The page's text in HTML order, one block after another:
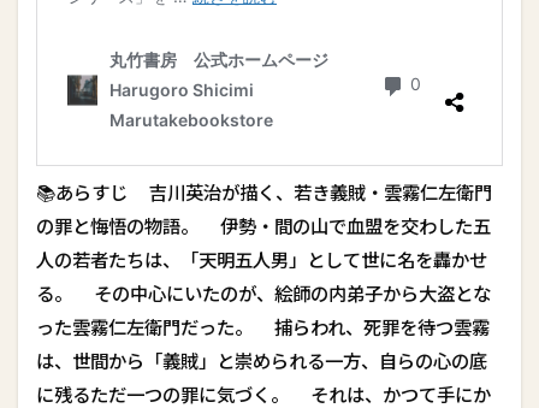
📚あらすじ 吉川英治が描く、若き義賊・雲霧仁左衛門
の罪と悔悟の物語。 伊勢・間の山で血盟を交わした五
人の若者たちは、「天明五人男」として世に名を轟かせ
る。 その中心にいたのが、絵師の内弟子から大盗とな
った雲霧仁左衛門だった。 捕らわれ、死罪を待つ雲霧
は、世間から「義賊」と崇められる一方、自らの心の底
に残るただ一つの罪に気づく。 それは、かつて手にか